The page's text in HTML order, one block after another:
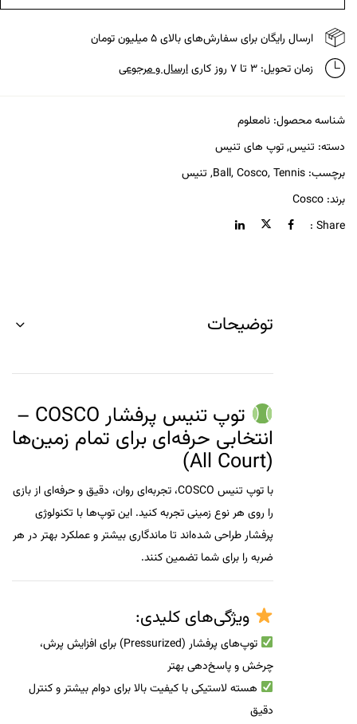
ارسال رایگان برای سفارش‌های بالای ۵ میلیون تومان
زمان تحویل: ۳ تا ۷ روز کاری
ارسال و مرجوعی
شناسه محصول: نامعلوم
دسته: تنیس,توپ های تنیس
برچسب:
Ball,Cosco,Tennis
, تنیس
برند: Cosco
Share :
توضیحات
توپ تنیس پرفشار COSCO –
انتخابی حرفه‌ای برای تمام زمین‌ها
(All Court)
با توپ تنیس COSCO، تجربه‌ای روان، دقیق و حرفه‌ای از بازی
را روی هر نوع زمینی تجربه کنید. این توپ‌ها با تکنولوژی
پرفشار طراحی شده‌اند تا ماندگاری بیشتر و عملکرد بهتر در هر
ضربه را برای شما تضمین کنند.
ویژگی‌های کلیدی:
توپ‌های پرفشار (Pressurized)
برای افزایش پرش،
چرخش و پاسخ‌دهی بهتر
هسته لاستیکی با کیفیت بالابرای دوام بیشتر و کنترل
دقیق